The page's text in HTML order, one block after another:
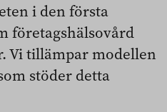
i den första
företagshälsovård
Vi tillämpar modellen
stöder detta